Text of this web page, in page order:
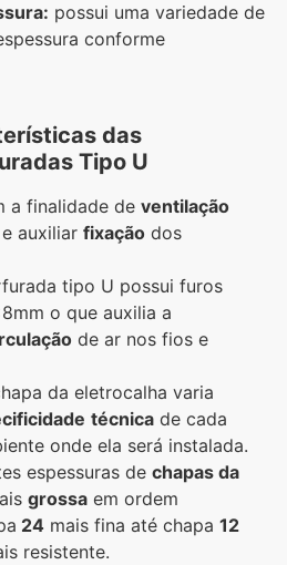
possui uma variedade de
conforme
das
Tipo U
a finalidade de ventilação
auxiliar fixação dos
tipo U possui furos
o que auxilia a
de ar nos fios e
da eletrocalha varia
técnica de cada
onde ela será instalada.
espessuras de chapas da
grossa em ordem
24 mais fina até chapa 12
resistente.